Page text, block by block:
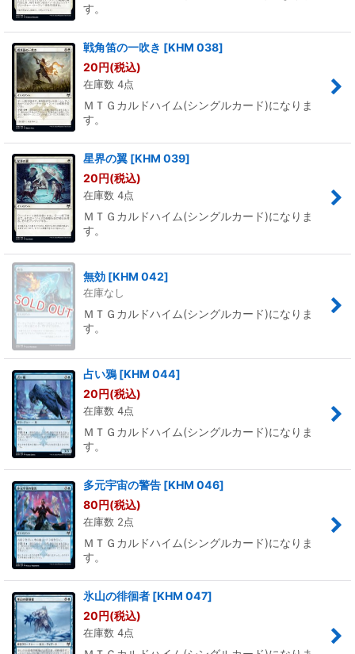
す。
戦角笛の一吹き [KHM 038]
20円(税込)
在庫数 4点
ＭＴＧカルドハイム(シングルカード)になりま
す。
星界の翼 [KHM 039]
20円(税込)
在庫数 4点
ＭＴＧカルドハイム(シングルカード)になりま
す。
無効 [KHM 042]
在庫なし
ＭＴＧカルドハイム(シングルカード)になりま
す。
占い鴉 [KHM 044]
20円(税込)
在庫数 4点
ＭＴＧカルドハイム(シングルカード)になりま
す。
多元宇宙の警告 [KHM 046]
80円(税込)
在庫数 2点
ＭＴＧカルドハイム(シングルカード)になりま
す。
氷山の徘徊者 [KHM 047]
20円(税込)
在庫数 4点